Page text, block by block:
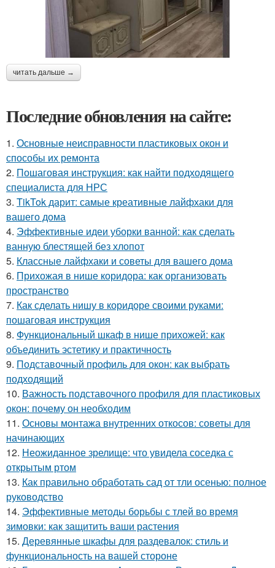
читать дальше →
Последние обновления на сайте:
1. Основные неисправности пластиковых окон и
способы их ремонта
2. Пошаговая инструкция: как найти подходящего
специалиста для НРС
3. TikTok дарит: самые креативные лайфхаки для
вашего дома
4. Эффективные идеи уборки ванной: как сделать
ванную блестящей без хлопот
5. Классные лайфхаки и советы для вашего дома
6. Прихожая в нише коридора: как организовать
пространство
7. Как сделать нишу в коридоре своими руками:
пошаговая инструкция
8. Функциональный шкаф в нише прихожей: как
объединить эстетику и практичность
9. Подставочный профиль для окон: как выбрать
подходящий
10. Важность подставочного профиля для пластиковых
окон: почему он необходим
11. Основы монтажа внутренних откосов: советы для
начинающих
12. Неожиданное зрелище: что увидела соседка с
открытым ртом
13. Как правильно обработать сад от тли осенью: полное
руководство
14. Эффективные методы борьбы с тлей во время
зимовки: как защитить ваши растения
15. Деревянные шкафы для раздевалок: стиль и
функциональность на вашей стороне